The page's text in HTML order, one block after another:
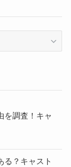
を調査！キャ
る？キャスト